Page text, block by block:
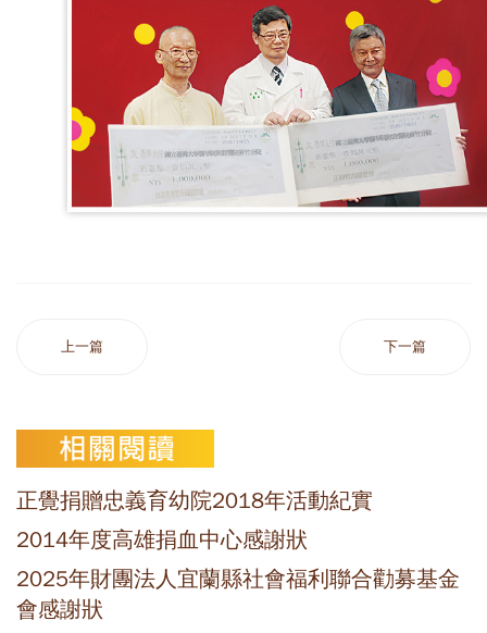
上一篇 下一篇
正覺捐贈忠義育幼院2018年活動紀實
2014年度高雄捐血中心感謝狀
2025年財團法人宜蘭縣社會福利聯合勸募基金
會感謝狀